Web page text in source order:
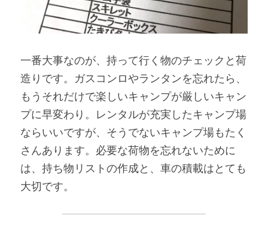
一番大事なのが、持って行く物のチェックと荷
造りです。ガスコンロやランタンを忘れたら、
もうそれだけで楽しいキャンプが厳しいキャン
プに早変わり。レンタルが充実したキャンプ場
ならいいですが、そうでないキャンプ場もたく
さんあります。必要な荷物を忘れないために
は、持ち物リストの作成と、車の積載はとても
大切です。